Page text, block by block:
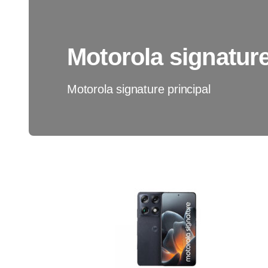
Motorola
Motorola signature principal